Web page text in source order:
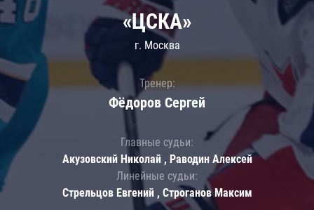
«ЦСКА»
г. Москва
Тренер:
Фёдоров Сергей
Главные судьи:
Акузовский Николай , Раводин Алексей
Линейные судьи:
Стрельцов Евгений , Строганов Максим